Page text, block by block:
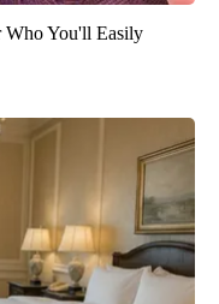
Who You'll Easily